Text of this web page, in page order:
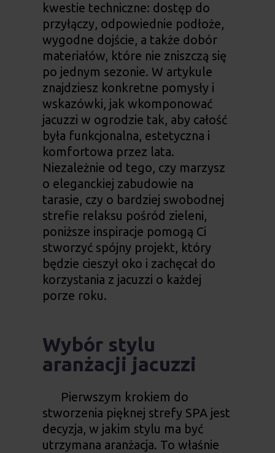
kwestie techniczne: dostęp do
przyłączy, odpowiednie podłoże,
wygodne dojście, a także dobór
materiałów, które nie zniszczą się
po jednym sezonie. W artykule
znajdziesz konkretne pomysły i
wskazówki, jak wkomponować
jacuzzi w ogrodzie tak, aby całość
była funkcjonalna, estetyczna i
komfortowa przez lata.
Niezależnie od tego, czy marzysz
o eleganckiej zabudowie na
tarasie, czy o bardziej swobodnej
strefie relaksu pośród zieleni,
poniższe inspiracje pomogą Ci
stworzyć spójny projekt, który
będzie cieszył oko i zachęcał do
korzystania z jacuzzi o każdej
porze roku.
Wybór stylu
aranżacji jacuzzi
Pierwszym krokiem do
stworzenia pięknej strefy SPA jest
decyzja, w jakim stylu ma być
utrzymana aranżacja. To właśnie